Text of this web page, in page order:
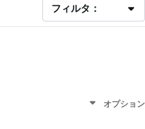
フィルタ：
オプション